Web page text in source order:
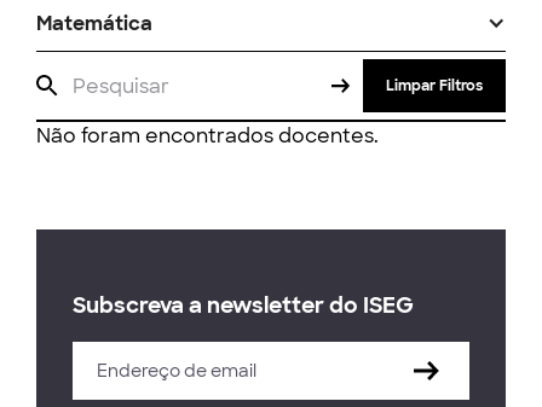
Matemática
Limpar Filtros
Não foram encontrados docentes.
Subscreva a newsletter do ISEG